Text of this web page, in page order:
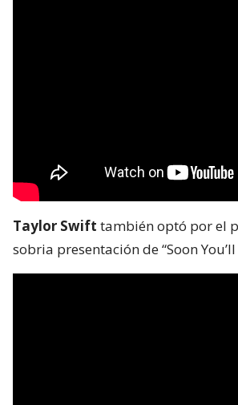
Taylor Swift también optó por el
sobria presentación de “Soon You’ll